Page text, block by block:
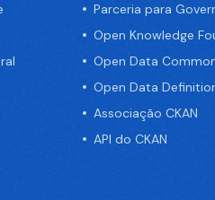
Parceria para
Open Knowledge
Open Data
Open Data
Associação CKAN
API do CKAN